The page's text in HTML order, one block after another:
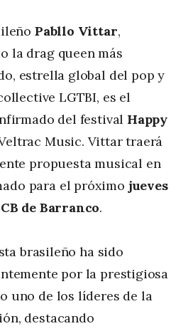
Pabllo Vittar,
la drag queen más
estrella global del pop y
LGTBI, es el
del festival Happy
Music. Vittar traerá
propuesta musical en
para el próximo jueves
de Barranco.
brasileño ha sido
por la prestigiosa
uno de los líderes de la
destacando